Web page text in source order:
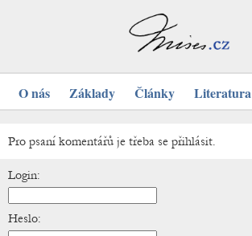
O nás Základy Články Literatura
Pro psaní komentářů je třeba se přihlásit.
Login:
Heslo: